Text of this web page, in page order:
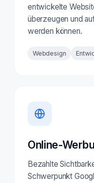
entwickelte
überzeugen und
werden können.
Webdesign
Online-
Bezahlte
Schwerpunkt